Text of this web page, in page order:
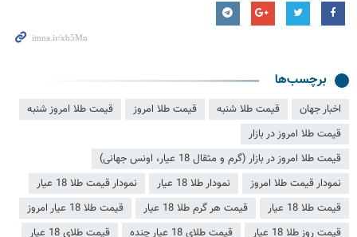
برچسب‌ها
اخبار جهان قیمت طلا شنبه قیمت طلا امروز
قیمت طلا امروز شنبه
قیمت طلا امروز در بازار
قیمت طلا امروز در بازار (گرم و مثقال 18 عیار، اونس جهانی)
نمودار قیمت طلا امروز
نمودار طلا 18 عیار
نمودار قیمت طلا 18 عیار
قیمت طلا 18 عیار
قیمت هر گرم طلا 18 عیار
قیمت طلا 18 عیار امروز
قیمت روز طلا 18 عیار
قیمت طلای 18 عیار چنده
قیمت طلای 18 عیار